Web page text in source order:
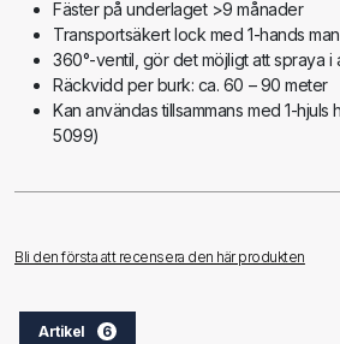
Fäster på underlaget >9 månader
Transportsäkert lock med 1-hands
360°-ventil, gör det möjligt att spraya i
Räckvidd per burk: ca. 60 – 90 meter
Kan användas tillsammans med 1-hjuls
5099)
Bli den första att recensera den här produkten
Artikel 6